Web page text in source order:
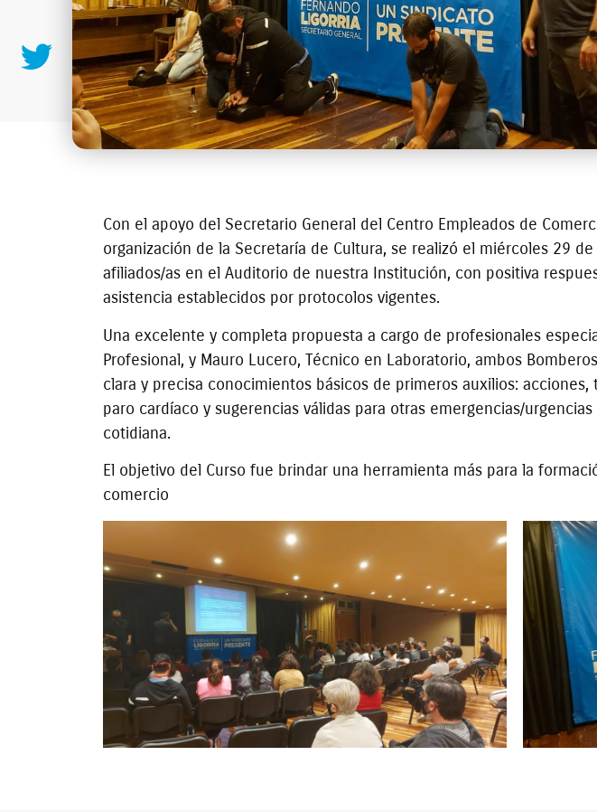
Con el apoyo del Secretario General del Centro Empleados de
organización de la Secretaría de Cultura, se realizó el miércoles 29
afiliados/as en el Auditorio de nuestra Institución, con positiva
asistencia establecidos por protocolos vigentes.
Una excelente y completa propuesta a cargo de profesionales
Profesional, y Mauro Lucero, Técnico en Laboratorio, ambos
clara y precisa conocimientos básicos de primeros auxilios:
paro cardíaco y sugerencias válidas para otras emergencias/
cotidiana.
El objetivo del Curso fue brindar una herramienta más para la
comercio